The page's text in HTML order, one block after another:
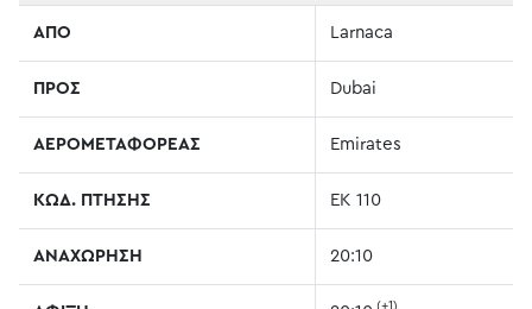
ΑΠΟ Larnaca
ΠΡΟΣ Dubai
ΑΕΡΟΜΕΤΑΦΟΡΕΑΣ Emirates
ΚΩΔ. ΠΤΗΣΗΣ EK 110
ΑΝΑΧΩΡΗΣΗ 20:10
(+1)